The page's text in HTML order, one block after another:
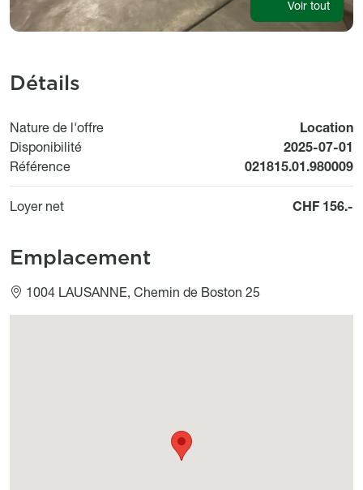
Voir tout
Détails
Nature de l'offre
Location
Disponibilité
Available
2025-07-01
Référence
021815.01.980009
Loyer net CHF 156.-
Emplacement
1004 LAUSANNE, Chemin de Boston 25